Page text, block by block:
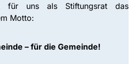
für uns als Stiftungsrat das
Motto:
– für die Gemeinde!